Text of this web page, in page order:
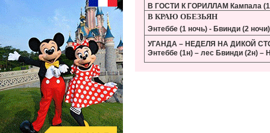
В ГОСТИ К ГОРИЛЛАМ Кампала (1
В КРАЮ ОБЕЗЬЯН
Энтеббе (1 ночь) - Бвинди (2
УГАНДА – НЕДЕЛЯ НА ДИКОЙ
Энтеббе (1н) – лес Бвинди (2н) –